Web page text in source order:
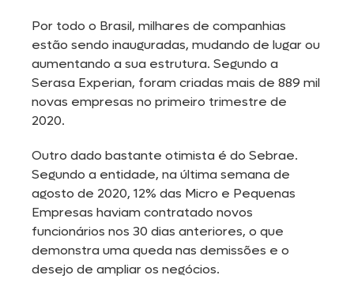
Por todo o Brasil, milhares de companhias
estão sendo inauguradas, mudando de lugar ou
aumentando a sua estrutura. Segundo a
Serasa Experian, foram criadas mais de 889 mil
novas empresas no primeiro trimestre de
2020.
Outro dado bastante otimista é do Sebrae.
Segundo a entidade, na última semana de
agosto de 2020, 12% das Micro e Pequenas
Empresas haviam contratado novos
funcionários nos 30 dias anteriores, o que
demonstra uma queda nas demissões e o
desejo de ampliar os negócios.